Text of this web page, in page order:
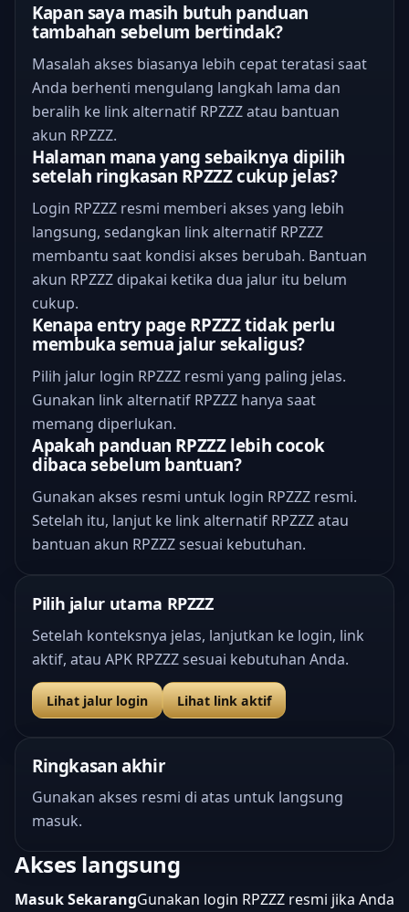
Kapan saya masih butuh panduan
tambahan sebelum bertindak?
Masalah akses biasanya lebih cepat teratasi saat
Anda berhenti mengulang langkah lama dan
beralih ke link alternatif RPZZZ atau bantuan
akun RPZZZ.
Halaman mana yang sebaiknya dipilih
setelah ringkasan RPZZZ cukup jelas?
Login RPZZZ resmi memberi akses yang lebih
langsung, sedangkan link alternatif RPZZZ
membantu saat kondisi akses berubah. Bantuan
akun RPZZZ dipakai ketika dua jalur itu belum
cukup.
Kenapa entry page RPZZZ tidak perlu
membuka semua jalur sekaligus?
Pilih jalur login RPZZZ resmi yang paling jelas.
Gunakan link alternatif RPZZZ hanya saat
memang diperlukan.
Apakah panduan RPZZZ lebih cocok
dibaca sebelum bantuan?
Gunakan akses resmi untuk login RPZZZ resmi.
Setelah itu, lanjut ke link alternatif RPZZZ atau
bantuan akun RPZZZ sesuai kebutuhan.
Pilih jalur utama RPZZZ
Setelah konteksnya jelas, lanjutkan ke login, link
aktif, atau APK RPZZZ sesuai kebutuhan Anda.
Lihat jalur login Lihat link aktif
Ringkasan akhir
Gunakan akses resmi di atas untuk langsung
masuk.
Akses langsung
Masuk SekarangGunakan login RPZZZ resmi jika Anda